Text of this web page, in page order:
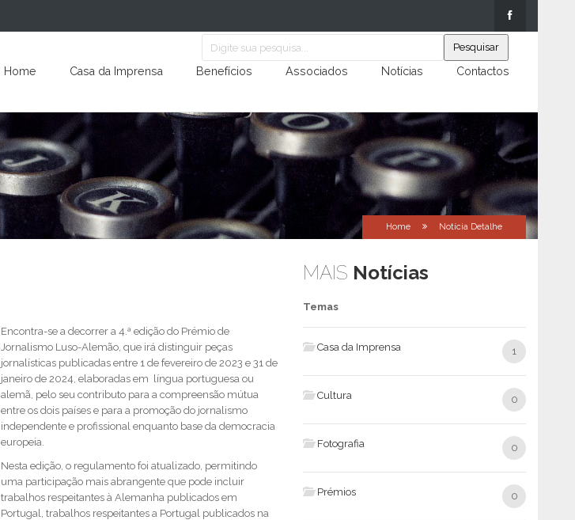
Home Casa da Imprensa Benefícios Associados Notícias Contactos
Home Notícia Detalhe
Encontra-se a decorrer a 4.ª edição do Prémio de
Jornalismo Luso-Alemão, que irá distinguir peças
jornalísticas publicadas entre 1 de fevereiro de 2023 e 31 de
janeiro de 2024, elaboradas em língua portuguesa ou
alemã, pelo seu contributo para a compreensão mútua
entre os dois países e para a promoção do jornalismo
independente e profissional enquanto base da democracia
europeia.
Nesta edição, o regulamento foi atualizado, permitindo
uma participação mais abrangente que pode incluir
trabalhos respeitantes à Alemanha publicados em
Portugal, trabalhos respeitantes a Portugal publicados na
MAIS Notícias
Temas
Casa da Imprensa 1
Cultura 0
Fotografia 0
Prémios 0